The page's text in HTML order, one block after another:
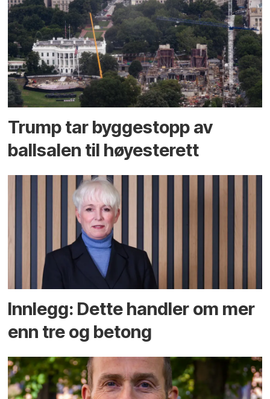
Trump tar byggestopp av
ballsalen til høyesterett
Innlegg: Dette handler om mer
enn tre og betong